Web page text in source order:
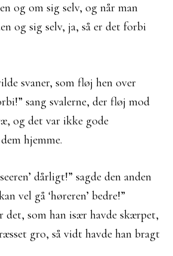
og om sig selv, og når man
og sig selv, ja, så er det forbi
svaner, som fløj hen over
sang svalerne, der fløj mod
og det var ikke gode
hjemme.
dårligt!” sagde den anden
vel gå ‘høreren’ bedre!”
det, som han især havde skærpet,
gro, så vidt havde han bragt